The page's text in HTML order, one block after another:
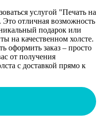
услугой "Печать на
отличная возможность
подарок или
на качественном холсте.
оформить заказ – просто
от получения
с доставкой прямо к